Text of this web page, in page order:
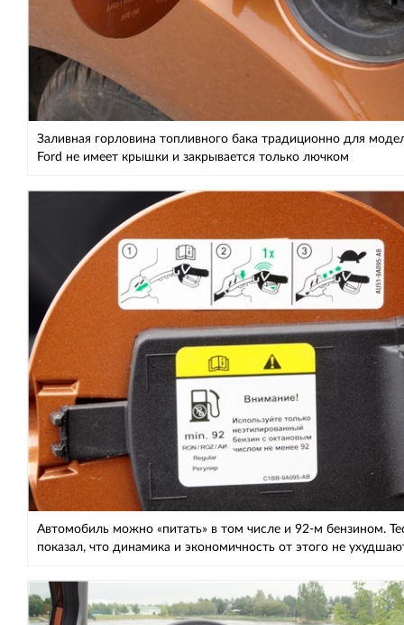
Заливная горловина топливного бака традиционно для
Ford не имеет крышки и закрывается только лючком
Автомобиль можно «питать» в том числе и 92-м бензином.
показал, что динамика и экономичность от этого не